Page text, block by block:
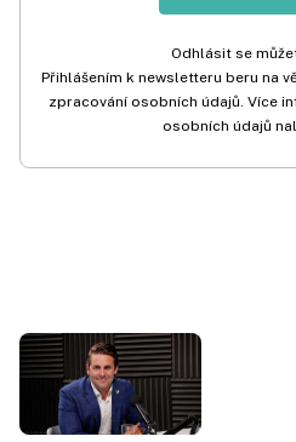
Odhlásit se
Přihlášením k newsletteru beru na
zpracování osobních údajů. Více
osobních údajů